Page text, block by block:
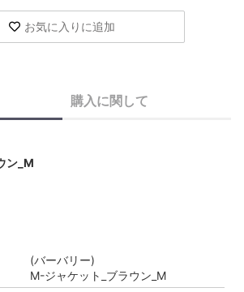
お気に入りに追加
購入に関して
ン_M
(バーバリー)
M-ジャケット_ブラウン_M